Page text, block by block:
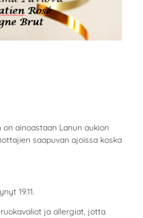
ainoastaan Lanun aukion
saapuvan ajoissa koska
19.11.
ja allergiat, jotta